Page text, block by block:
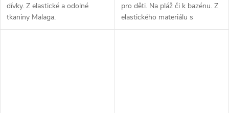
dívky. Z elastické a odolné
tkaniny Malaga.
pro děti. Na pláž či k bazénu. Z
elastického materiálu s
protiskluzovou podrážkou.